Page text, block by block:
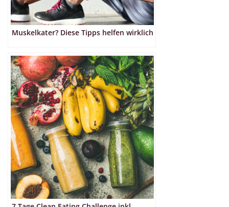
Muskelkater? Diese Tipps helfen wirklich